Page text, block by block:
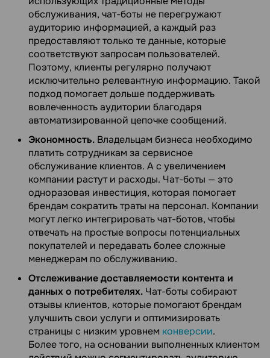
обслуживания, чат-боты не перегружают
аудиторию информацией, а каждый раз
предоставляют только те данные, которые
соответствуют запросам пользователей.
Поэтому, клиенты регулярно получают
исключительно релевантную информацию. Такой
подход помогает дольше поддерживать
вовлеченность аудитории благодаря
автоматизированной цепочке сообщений.
Экономность. Владельцам бизнеса необходимо
платить сотрудникам за сервисное
обслуживание клиентов. А с увеличением
компании растут и расходы. Чат-боты — это
одноразовая инвестиция, которая помогает
брендам сократить траты на персонал. Компании
могут легко интегрировать чат-ботов, чтобы
отвечать на простые вопросы потенциальных
покупателей и передавать более сложные
менеджерам по обслуживанию.
Отслеживание доставляемости контента и
данных о потребителях. Чат-боты собирают
отзывы клиентов, которые помогают брендам
улучшить свои услуги и оптимизировать
страницы с низким уровнем конверсии.
Более того, на основании выполненных клиентом